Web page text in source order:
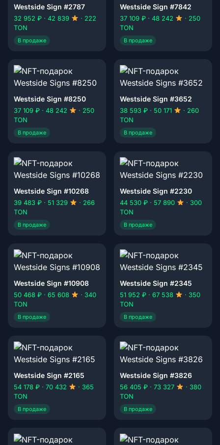
Westside Sign #2787
32 952 ₽ · 42 839
· 222
TON
В продаже
Westside Sign #7842
37 109 ₽ · 48 242
· 250
TON
В продаже
Westside Sign #8250
37 109 ₽ · 48 242
· 250
TON
В продаже
Westside Sign #3652
38 593 ₽ · 50 171
· 260
TON
В продаже
Westside Sign #10268
39 483 ₽ · 51 329
· 266
TON
В продаже
Westside Sign #2230
44 530 ₽ · 57 890
· 300
TON
В продаже
Westside Sign #10908
50 468 ₽ · 65 608
· 340
TON
В продаже
Westside Sign #2345
51 952 ₽ · 67 538
· 350
TON
В продаже
Westside Sign #2165
54 178 ₽ · 70 432
· 365
TON
В продаже
Westside Sign #3826
56 405 ₽ · 73 327
· 380
TON
В продаже